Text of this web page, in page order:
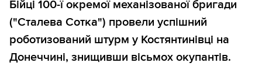
Бійці 100-ї окремої механізованої бригади
("Сталева Сотка") провели успішний
роботизований штурм у Костянтинівці на
Донеччині, знищивши вісьмох окупантів.